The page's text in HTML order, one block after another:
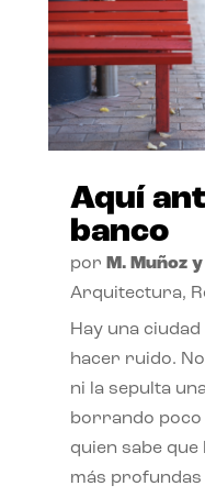
Aquí
banco
por M. Muñoz y
Arquitectura,
Hay una
hacer ruido.
ni la sepulta
borrando poco
quien sabe
más profundas